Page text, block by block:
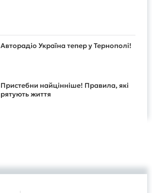
Авторадіо Україна тепер у Тернополі!
Пристебни найцінніше! Правила, які
рятують життя